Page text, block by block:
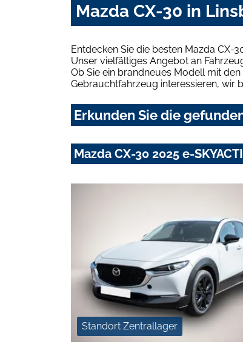
Mazda CX-30 in
Entdecken Sie die besten Mazda CX-
Unser vielfältiges Angebot an
Ob Sie ein brandneues Modell mit
Gebrauchtfahrzeug interessieren, wir
Erkunden Sie die
Mazda CX-30 2025 e-
Standort Zentrallager